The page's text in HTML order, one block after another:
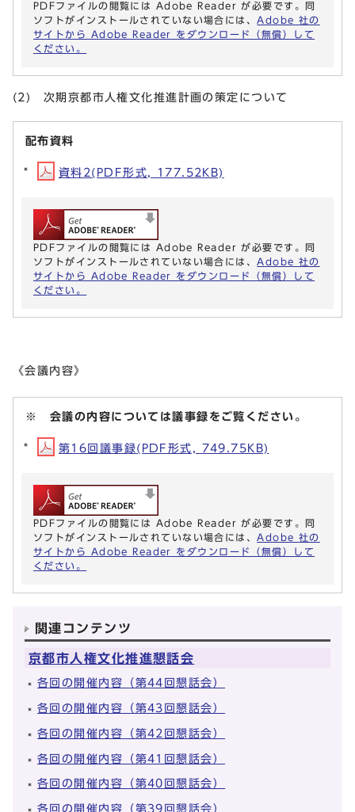
PDFファイルの閲覧には Adobe Reader が必要です。同
ソフトがインストールされていない場合には、 Adobe 社の
サイトから Adobe Reader をダウンロード（無償）して
ください。
(2) 次期京都市人権文化推進計画の策定について
配布資料
資料2(PDF形式, 177.52KB)
PDFファイルの閲覧には Adobe Reader が必要です。同
ソフトがインストールされていない場合には、 Adobe 社の
サイトから Adobe Reader をダウンロード（無償）して
ください。
《会議内容》
※ 会議の内容については議事録をご覧ください。
第16回議事録(PDF形式, 749.75KB)
PDFファイルの閲覧には Adobe Reader が必要です。同
ソフトがインストールされていない場合には、 Adobe 社の
サイトから Adobe Reader をダウンロード（無償）して
ください。
関連コンテンツ
京都市人権文化推進懇話会
各回の開催内容（第44回懇話会）
各回の開催内容（第43回懇話会）
各回の開催内容（第42回懇話会）
各回の開催内容（第41回懇話会）
各回の開催内容（第40回懇話会）
各回の開催内容（第39回懇話会）